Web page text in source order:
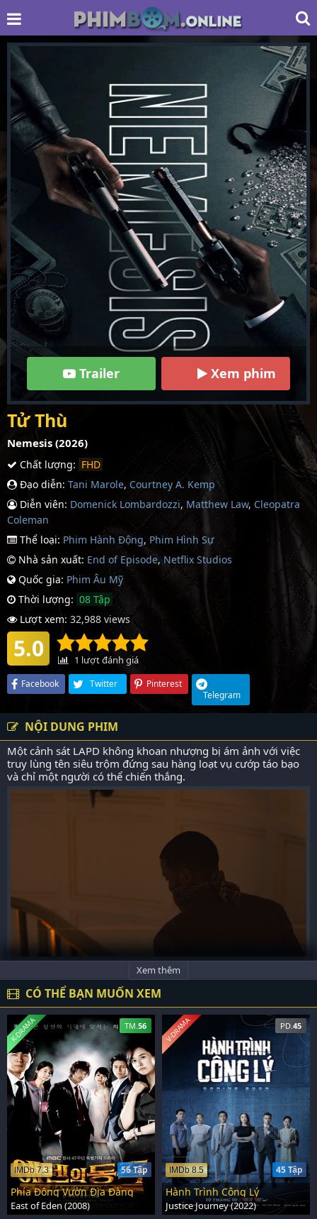
Trailer Xem phim
Tử Thù
Nemesis (2026)
Chất lượng: FHD
Đạo diễn: Tani Marole, Courtney A. Kemp
Diễn viên: Domenick Lombardozzi, Matthew Law, Cleopatra
Coleman
Thể loại: Phim Hành Động, Phim Hình Sự
Nhà sản xuất: End of Episode, Netflix Studios
Quốc gia: Phim Âu Mỹ
Thời lượng: 08 Tập
Lượt xem: 32,988 views
5.0 1 lượt đánh giá
Facebook Twitter
Pinterest
Telegram
NỘI DUNG PHIM
Một cảnh sát LAPD không khoan nhượng bị ám ảnh với việc
truy lùng tên siêu trộm đứng sau hàng loạt vụ cướp táo bạo
và chỉ một người có thể chiến thắng.
Xem thêm
CÓ THỂ BẠN MUỐN XEM
TM. 56
56 Tập
IMDb 7.3
K-DRAMA
Phía Đông Vườn Địa Đàng
East of Eden (2008)
PD. 45
45 Tập
IMDb 8.5
V-DRAMA
Hành Trình Công Lý
Justice Journey (2022)